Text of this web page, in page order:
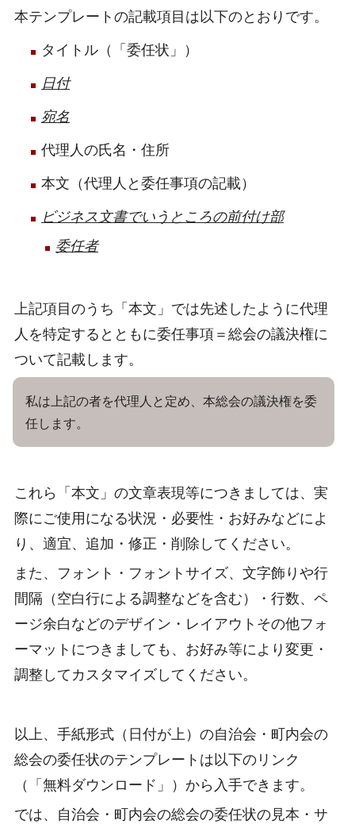
本テンプレートの記載項目は以下のとおりです。
タイトル（「委任状」）
日付
宛名
代理人の氏名・住所
本文（代理人と委任事項の記載）
ビジネス文書でいうところの前付け部
委任者
上記項目のうち「本文」では先述したように代理
人を特定するとともに委任事項＝総会の議決権に
ついて記載します。
私は上記の者を代理人と定め、本総会の議決権を委
任します。
これら「本文」の文章表現等につきましては、実
際にご使用になる状況・必要性・お好みなどによ
り、適宜、追加・修正・削除してください。
また、フォント・フォントサイズ、文字飾りや行
間隔（空白行による調整などを含む）・行数、ペ
ージ余白などのデザイン・レイアウトその他フォ
ーマットにつきましても、お好み等により変更・
調整してカスタマイズしてください。
以上、手紙形式（日付が上）の自治会・町内会の
総会の委任状のテンプレートは以下のリンク
（「無料ダウンロード」）から入手できます。
では、自治会・町内会の総会の委任状の見本・サ